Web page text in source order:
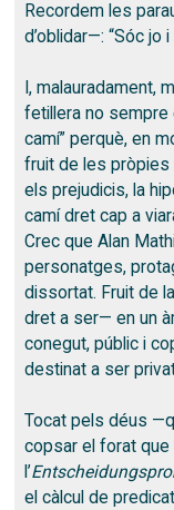
Recordem les
d’oblidar—: “Sóc jo
I, malauradament,
fetillera no sempre
camí” perquè, en
fruit de les pròpies
els prejudicis, la
camí dret cap a
Crec que Alan
personatges,
dissortat. Fruit de
dret a ser— en un
conegut, públic i
destinat a ser
Tocat pels déus
copsar el forat que
l’
el càlcul de